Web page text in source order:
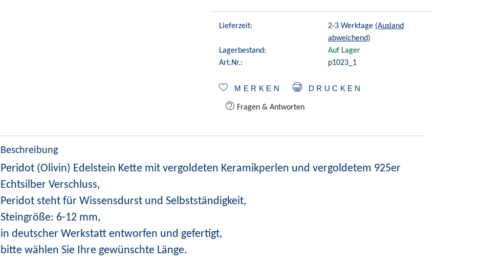
Lieferzeit: 2-3 Werktage (Ausland
abweichend)
Lagerbestand:
Auf Lager
Art.Nr.:
p1023_1
MERKEN DRUCKEN
Fragen & Antworten
Beschreibung
Peridot (Olivin) Edelstein Kette mit vergoldeten Keramikperlen und vergoldetem 925er
Echtsilber Verschluss,
Peridot steht für Wissensdurst und Selbstständigkeit,
Steingröße: 6-12 mm,
in deutscher Werkstatt entworfen und gefertigt,
bitte wählen Sie Ihre gewünschte Länge.